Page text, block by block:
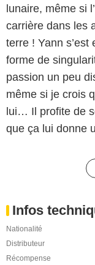
lunaire, même si
carrière dans les
terre ! Yann
forme de
passion un peu
même si je crois
lui… Il profite de
que ça lui donne
Infos
Nationalité
Distributeur
Récompense